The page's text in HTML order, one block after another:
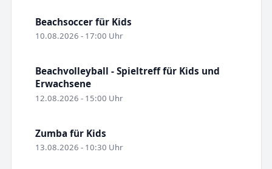
Beachsoccer für Kids
10.08.2026 - 17:00 Uhr
Beachvolleyball - Spieltreff für Kids und
Erwachsene
12.08.2026 - 15:00 Uhr
Zumba für Kids
13.08.2026 - 10:30 Uhr